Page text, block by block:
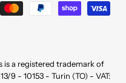
sia per la
appunto ma
!
is a registered trademark of
9 - 10153 - Turin (TO) - VAT: